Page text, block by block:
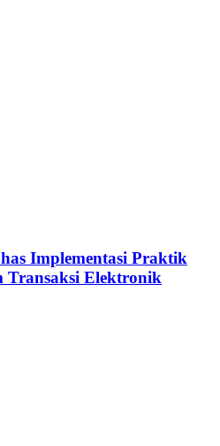
Implementasi Praktik
Transaksi Elektronik